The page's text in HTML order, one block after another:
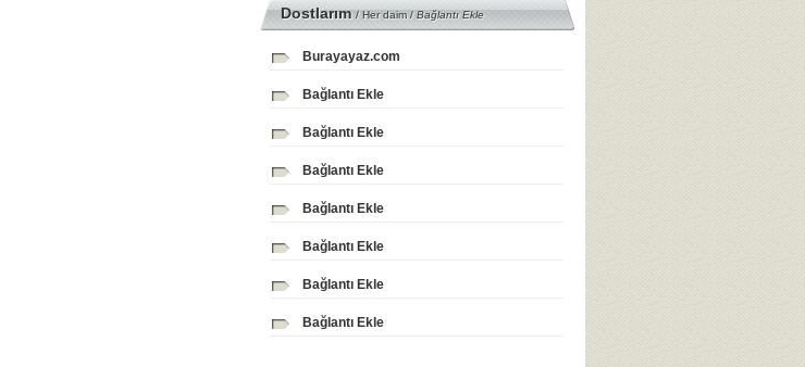
Dostlarım/ Her daim /Bağlantı Ekle
Burayayaz.com
Bağlantı Ekle
Bağlantı Ekle
Bağlantı Ekle
Bağlantı Ekle
Bağlantı Ekle
Bağlantı Ekle
Bağlantı Ekle